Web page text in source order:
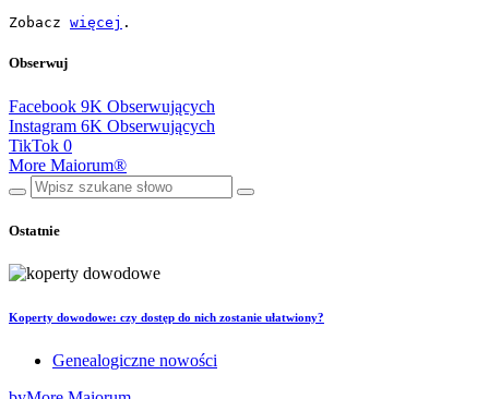
Zobacz więcej .
Obserwuj
Facebook 9K Obserwujących
Instagram 6K Obserwujących
TikTok 0
More Maiorum®
Ostatnie
Koperty dowodowe: czy dostęp do nich zostanie ułatwiony?
Genealogiczne nowości